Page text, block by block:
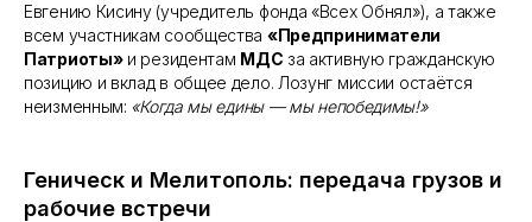
Евгению Кисину (учредитель фонда «Всех Обнял»), а также
всем участникам сообщества «Предприниматели
Патриоты»и резидентам МДС за активную гражданскую
позицию и вклад в общее дело. Лозунг миссии остаётся
неизменным: «Когда мы едины — мы непобедимы!»
Геническ и Мелитополь: передача грузов и
рабочие встречи